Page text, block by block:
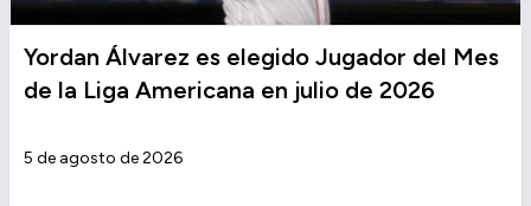
Yordan Álvarez es elegido Jugador del Mes
de la Liga Americana en julio de 2026
5 de agosto de 2026